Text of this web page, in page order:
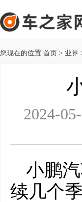
您现在的位置:首页 > 业界
2024-
小鹏
续几个